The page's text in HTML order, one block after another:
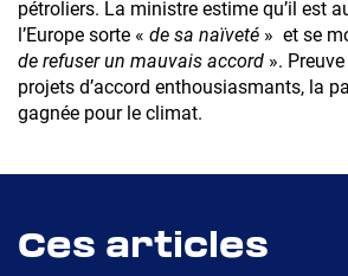
pétroliers. La ministre estime qu’il est
l’Europe sorte « de sa naïveté » et se
de refuser un mauvais accord ».
projets d’accord enthousiasmants, la
gagnée pour le climat.
Ces articles